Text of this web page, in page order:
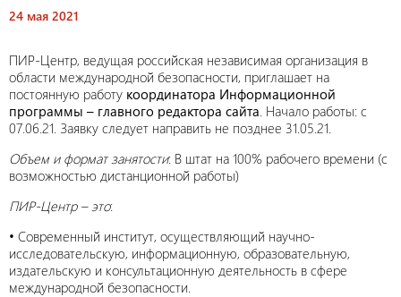
24 мая 2021
ПИР-Центр, ведущая российская независимая организация в
области международной безопасности, приглашает на
постоянную работу координатора Информационной
программы – главного редактора сайта. Начало работы: с
07.06.21. Заявку следует направить не позднее 31.05.21.
Объем и формат занятости: В штат на 100% рабочего времени (с
возможностью дистанционной работы)
ПИР-Центр – это:
• Современный институт, осуществляющий научно-
исследовательскую, информационную, образовательную,
издательскую и консультационную деятельность в сфере
международной безопасности.